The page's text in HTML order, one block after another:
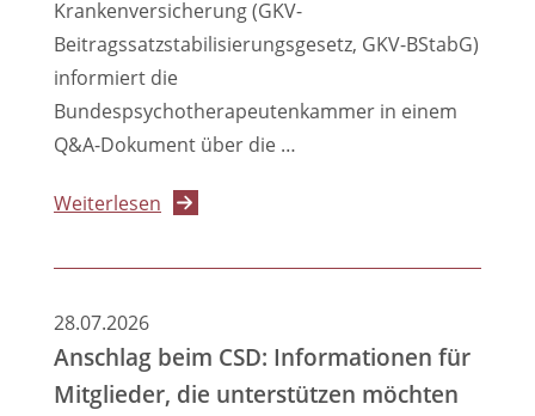
Krankenversicherung (GKV-
Beitragssatzstabilisierungsgesetz, GKV-BStabG)
informiert die
Bundespsychotherapeutenkammer in einem
Q&A-Dokument über die …
Weiterlesen über
informiert
Q&A-
Dokument
28.07.2026
Anschlag beim CSD: Informationen für
Mitglieder, die unterstützen möchten